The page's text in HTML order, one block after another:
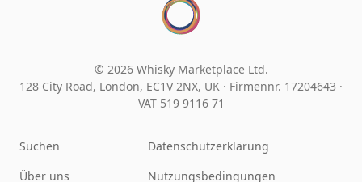
© 2026 Whisky Marketplace Ltd.
128 City Road, London, EC1V 2NX, UK · Firmennr. 17204643 ·
VAT 519 9116 71
Suchen
Über uns
Datenschutzerklärung
Nutzungsbedingungen